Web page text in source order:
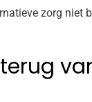
zorg niet